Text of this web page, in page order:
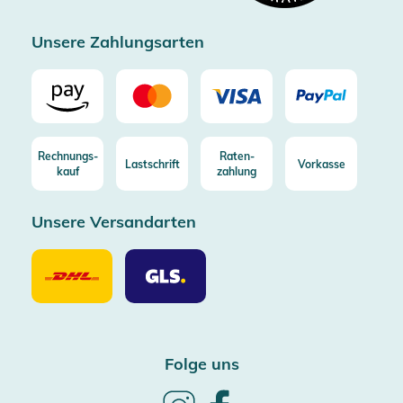
Unsere Zahlungsarten
Rechnungs-
kauf
Lastschrift
Raten-
zahlung
Vorkasse
Unsere Versandarten
Unsere
Versandarten
DHL
Unsere
Versandarten
GLS
Folge uns
Follow